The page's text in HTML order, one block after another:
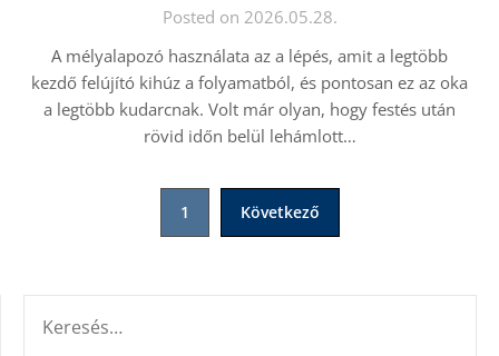
Posted on 2026.05.28.
A mélyalapozó használata az a lépés, amit a legtöbb
kezdő felújító kihúz a folyamatból, és pontosan ez az oka
a legtöbb kudarcnak. Volt már olyan, hogy festés után
rövid időn belül lehámlott…
1 Következő